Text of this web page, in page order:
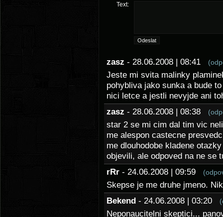
Text:
zasz - 28.06.2008 | 08:41
Jeste mi svita malinky
pohybliva jako sunka a bude
nici letce a jestli nevyjde ani
zasz - 28.06.2008 | 08:38
star 2 se mi cim dal tim vic
me alespon castecne
me dlouhodobe kladene
objevili, ale odpoved na ne se
rRr - 24.06.2008 | 09:59
Skepse je me druhe jmeno.
Bekend - 24.06.2008 | 03:20
Neponaucitelni skeptici...